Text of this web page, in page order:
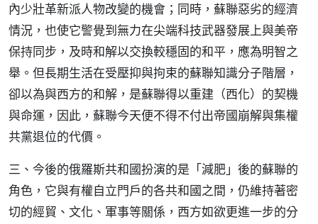
內少壯革新派人物改變的機會；同時，蘇聯惡劣的經濟
情況，也使它警覺到無力在尖端科技武器發展上與美帝
保持同步，及時和解以交換較穩固的和平，應為明智之
舉。但長期生活在受壓抑與拘束的蘇聯知識分子階層，
卻以為與西方的和解，是蘇聯得以重建（西化）的契機
與命運，因此，蘇聯今天便不得不付出帝國崩解與集權
共黨退位的代價。
三、今後的俄羅斯共和國扮演的是「減肥」後的蘇聯的
角色，它與有權自立門戶的各共和國之間，仍維持著密
切的經貿、文化、軍事等關係，西方如欲更進一步的分